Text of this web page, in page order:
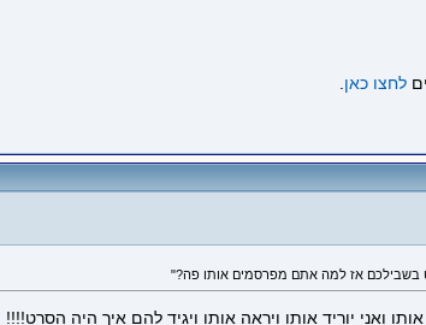
לחצו כאן
ואני יוריד אותו ויראה אותו ויגיד להם איך היה הסרט!!!!